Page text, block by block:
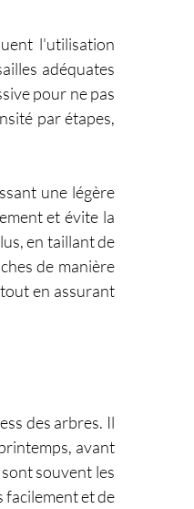
l'utilisation
adéquates
pour ne pas
par étapes,
une légère
et évite la
en taillant de
de manière
en assurant
des arbres. Il
avant
souvent les
facilement et de